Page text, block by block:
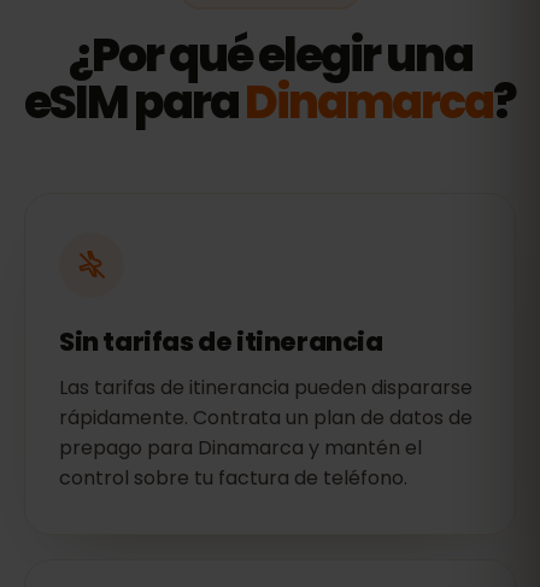
¿Por qué elegir una
eSIM paraDinamarca?
Sin tarifas de itinerancia
Las tarifas de itinerancia pueden dispararse
rápidamente. Contrata un plan de datos de
prepago para Dinamarca y mantén el
control sobre tu factura de teléfono.